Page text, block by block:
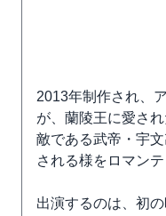
2013年制作され、
が、蘭陵王に愛さ
敵である武帝・宇
される様をロマン
出演するのは、初